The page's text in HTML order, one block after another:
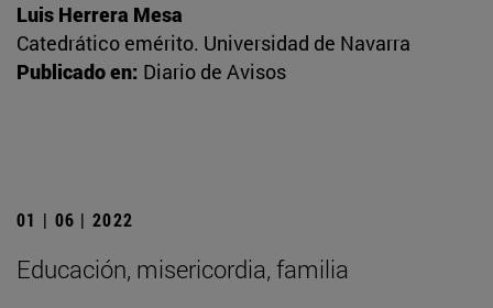
Luis Herrera Mesa
Catedrático emérito. Universidad de Navarra
Publicado en: Diario de Avisos
01 | 06 | 2022
Educación, misericordia, familia